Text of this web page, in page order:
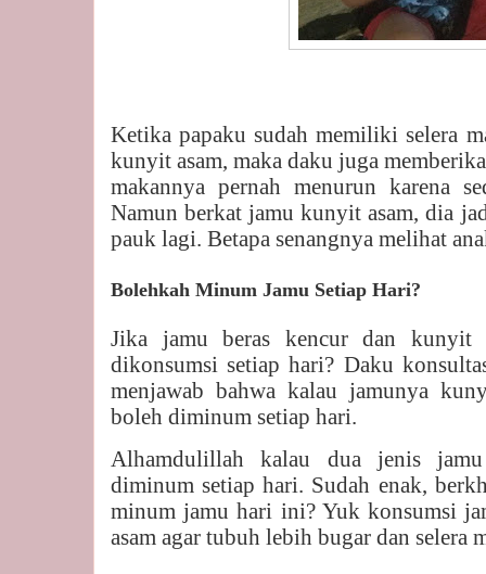
Ketika papaku sudah memiliki selera
kunyit asam, maka daku juga
makannya pernah menurun karena
Namun berkat jamu kunyit asam, dia
pauk lagi. Betapa senangnya melihat
Bolehkah Minum Jamu Setiap Hari?
Jika jamu beras kencur dan kunyit
dikonsumsi setiap hari? Daku
menjawab bahwa kalau jamunya
boleh diminum setiap hari.
Alhamdulillah kalau dua jenis
diminum setiap hari. Sudah enak,
minum jamu hari ini? Yuk konsumsi
asam agar tubuh lebih bugar dan selera